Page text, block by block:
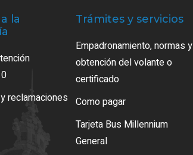
la
reclamaciones
Trámites y servicios
Empadronamiento, normas y
obtención del volante o
certificado
Como pagar
Tarjeta Bus Millennium
General